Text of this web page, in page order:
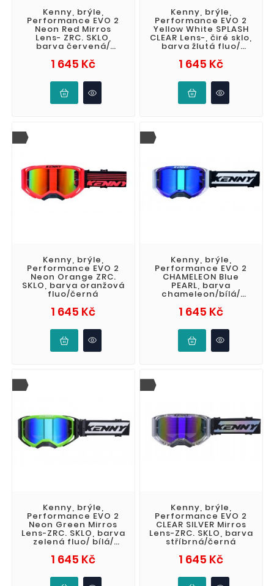
Kenny, brýle,
Performance EVO 2
Neon Red Mirros
Lens- ZRC. SKLO,
barva červená/
1 645 KčCena
Kenny, brýle,
Performance EVO 2
Yellow White SPLASH
CLEAR Lens-, čiré sklo,
barva žlutá fluo/
1 645 KčCena
Kenny, brýle,
Performance EVO 2
Neon Orange ZRC.
SKLO, barva oranžová
fluo/černá
1 645 KčCena
Kenny, brýle,
Performance EVO 2
CHAMELEON Blue
PEARL, barva
chameleon/bílá/
1 645 KčCena
Kenny, brýle,
Performance EVO 2
Neon Green Mirros
Lens-ZRC. SKLO, barva
zelená fluo/ bílá/
1 645 KčCena
Kenny, brýle,
Performance EVO 2
CLEAR SILVER Mirros
Lens-ZRC. SKLO, barva
stříbrná/černá
1 645 KčCena